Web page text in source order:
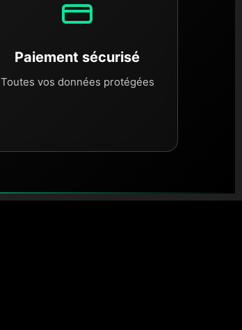
Paiement sécurisé
Toutes vos données protégées